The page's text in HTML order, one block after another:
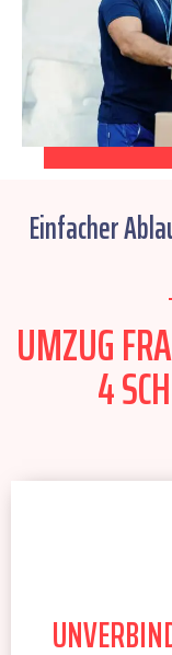
Einfacher
UMZUG
4